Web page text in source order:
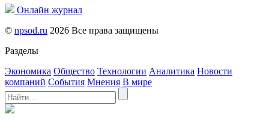
Онлайн журнал
© npsod.ru 2026 Все права защищены
Разделы
Экономика Общество Технологии Аналитика Новости
компаний События Мнения В мире